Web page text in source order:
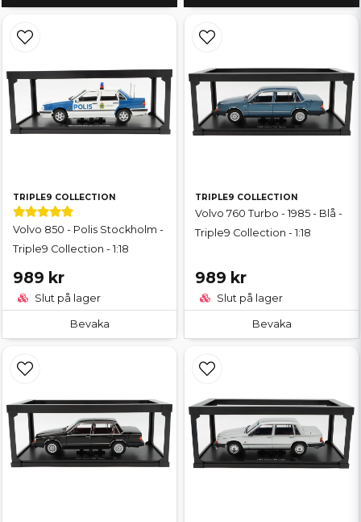
TRIPLE9 COLLECTION
Volvo 850 - Polis Stockholm -
Triple9 Collection - 1:18
989 kr
Slut på lager
Bevaka
TRIPLE9 COLLECTION
Volvo 760 Turbo - 1985 - Blå -
Triple9 Collection - 1:18
989 kr
Slut på lager
Bevaka